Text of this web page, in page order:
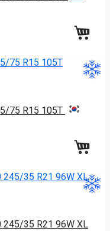
75 R15 105T
245/35 R21 96W XL